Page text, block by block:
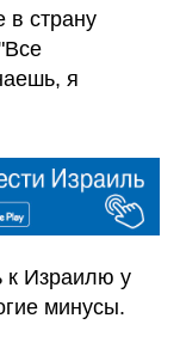
в страну
я
к Израилю у
минусы.